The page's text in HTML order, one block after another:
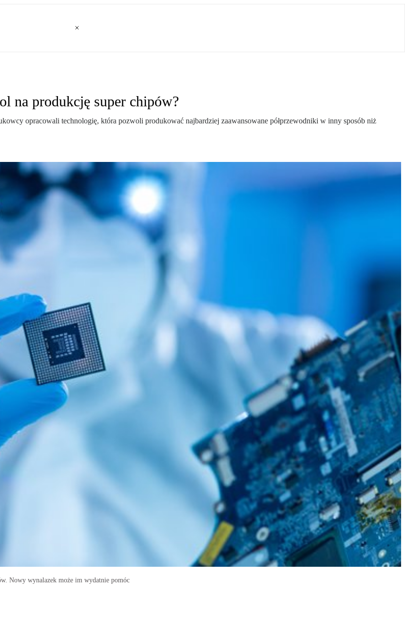
na produkcję super chipów?
opracowali technologię, która pozwoli produkować najbardziej zaawansowane półprzewodniki w inny sposób niż
Nowy wynalazek może im wydatnie pomóc